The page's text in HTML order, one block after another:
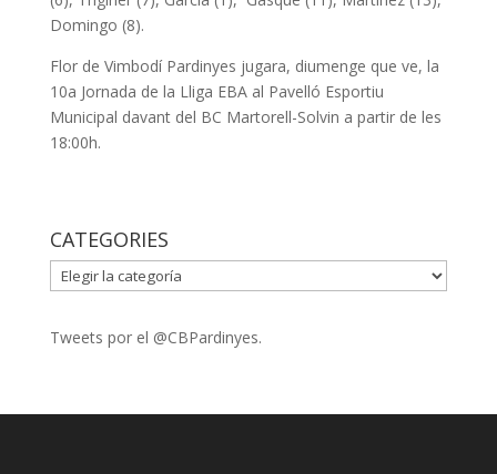
Domingo (8).
Flor de Vimbodí Pardinyes jugara, diumenge que ve, la
10a Jornada de la Lliga EBA al Pavelló Esportiu
Municipal davant del BC Martorell-Solvin a partir de les
18:00h.
CATEGORIES
CATEGORIES
Tweets por el @CBPardinyes.